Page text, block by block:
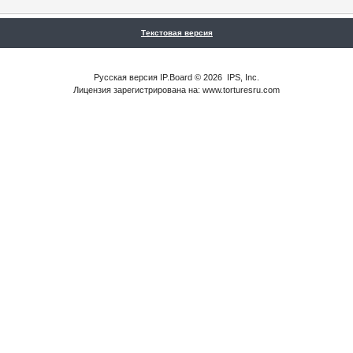
Текстовая версия
Русская версия IP.Board© 2026 IPS, Inc
Лицензия зарегистрирована на: www.torturesru.com